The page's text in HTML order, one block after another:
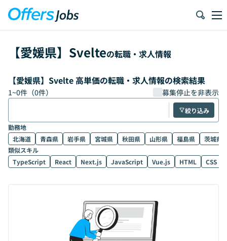
【愛媛県】 Svelteの転職・求人情報
【愛媛県】Svelte 高単価の転職・求人情報の検索結果
1~0件（0件） 募集停止を非表示
絞り込み
勤務地
北海道
青森県 岩手県 宮城県 秋田県 山形県 福島県
茨城県
類似スキル
TypeScript
React Next.js JavaScript Vue.js HTML CSS